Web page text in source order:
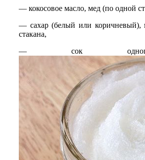
— кокосовое масло, мед (по одной
— сахар (белый или коричневый),
стакана,
— сок